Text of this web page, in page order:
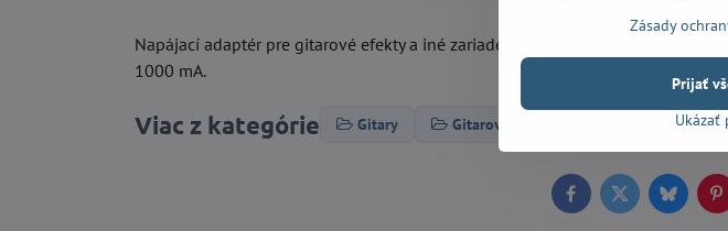
Napájací adaptér pre gitarové efekty a iné zariadenia. 9V so záporným
1000 mA.
Viac z kategórie Gitary Gitarové efekty Príslušenstvo
FacebookTwitterBluesky
Zásady
Ukázať
Prijať